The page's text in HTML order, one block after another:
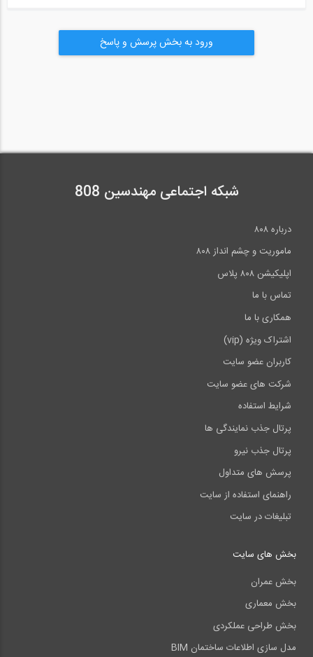
فصل سیزدهم: اندازه گیری مساحت
فصل چهاردهم: تعیین حجم عملیات خاکی
ورود به بخش پرسش و پاسخ
شبکه اجتماعی مهندسین 808
درباره ۸۰۸
ماموریت و چشم انداز ۸۰۸
اپلیکیشن ۸۰۸ پلاس
تماس با ما
همکاری با ما
اشتراک ویژه (vip)
کاربران عضو سایت
شرکت های عضو سایت
شرایط استفاده
پرتال جذب نمایندگی ها
پرتال جذب نیرو
پرسش های متداول
راهنمای استفاده از سایت
تبلیغات در سایت
بخش های سایت
بخش عمران
بخش معماری
بخش طراحی عملکردی
مدل سازی اطلاعات ساختمان BIM